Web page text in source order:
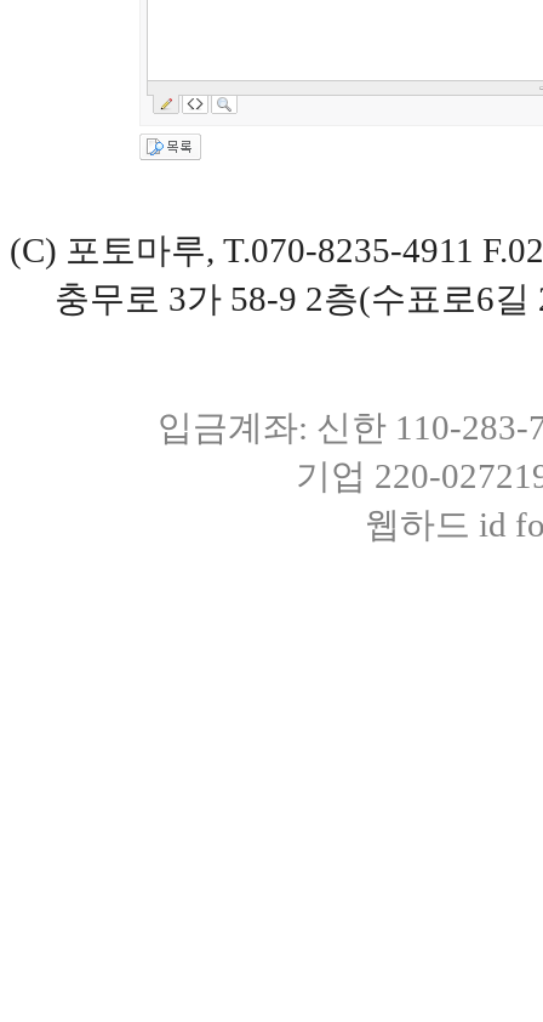
(C) 포토마루, T.070-8235-4911
충무로 3가 58-9 2층(수표로6
입금계좌: 신한 110-
기업 220-
웹하드 id